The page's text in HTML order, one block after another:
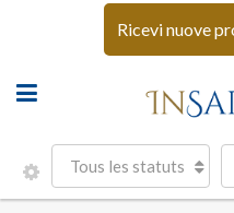
Ricevi nuove
Tous les statuts